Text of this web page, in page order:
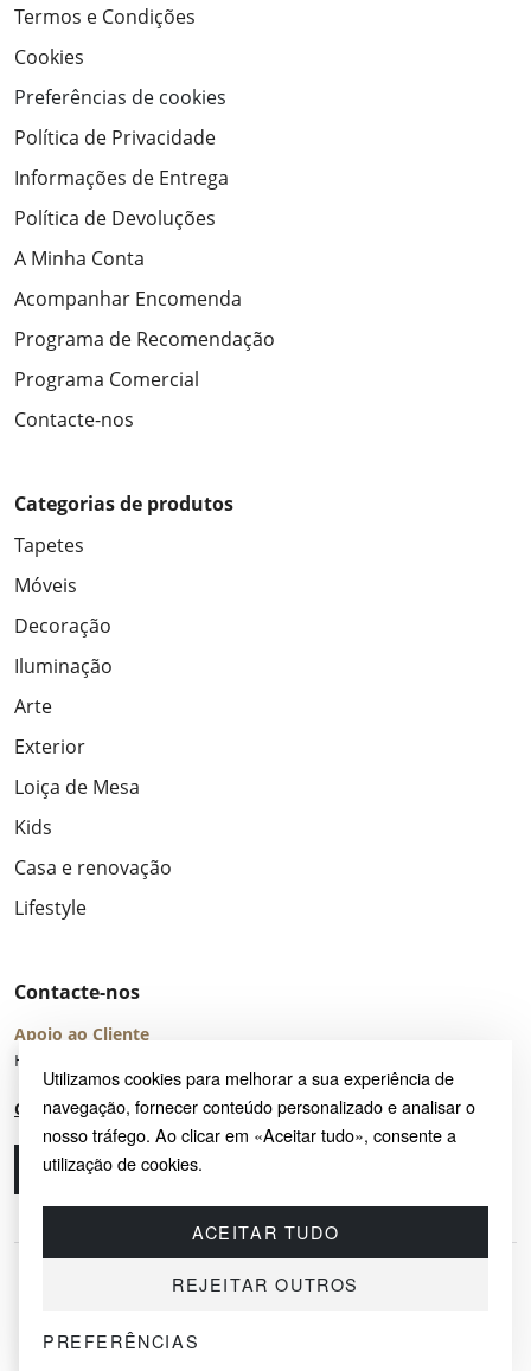
Utilizamos cookies para melhorar a sua experiência de
navegação, fornecer conteúdo personalizado e analisar o
nosso tráfego. Ao clicar em «Aceitar tudo», consente a
utilização de cookies.
ACEITAR TUDO
REJEITAR OUTROS
PREFERÊNCIAS
Termos e Condições
Cookies
Preferências de cookies
Política de Privacidade
Informações de Entrega
Política de Devoluções
A Minha Conta
Acompanhar Encomenda
Programa de Recomendação
Programa Comercial
Contacte-nos
Categorias de produtos
Tapetes
Móveis
Decoração
Iluminação
Arte
Exterior
Loiça de Mesa
Kids
Casa e renovação
Lifestyle
Contacte-nos
Apoio ao Cliente
Horário de Atendimento: seg – sex 8:00 – 16:00 (UTC+2)
Centro de Ajuda
Ligue-nos
© 2026 SAYRUG OÜ · KESKLINNA LINNAOSA, AHTRI TN 12, 10151, TALLINN,